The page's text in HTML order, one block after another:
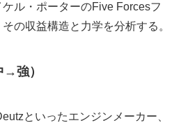
ル・ポーターのFive Forcesフ
の収益構造と力学を分析する。
→強）
といったエンジンメーカー、